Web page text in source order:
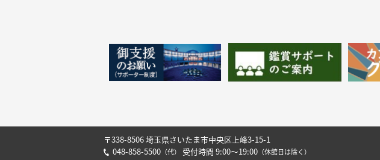
〒338-8506 埼玉県さいたま市中央区上峰3-15-1
048-858-5500 （代） 受付時間 9:00～19:00 （休館日は除く）